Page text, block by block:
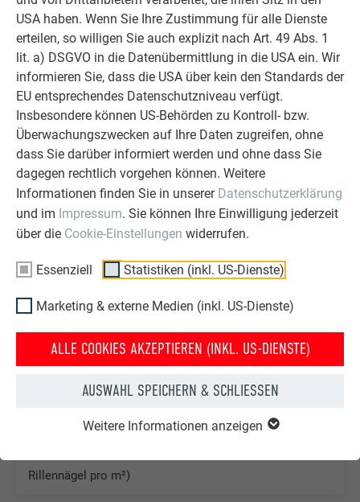
USA haben. Wenn Sie Ihre Zustimmung für alle Dienste
erteilen, so willigen Sie auch explizit nach Art. 49 Abs. 1
lit. a) DSGVO in die Datenübermittlung in die USA ein. Wir
informieren Sie, dass die USA über kein den Standards der
EU entsprechendes Datenschutzniveau verfügt.
Insbesondere können US-Behörden zu Kontroll- bzw.
Überwachungszwecken auf Ihre Daten zugreifen, ohne
dass Sie darüber informiert werden und ohne dass Sie
dagegen rechtlich vorgehen können. Weitere
Informationen finden Sie in unserer Datenschutzerklärung
und im Impressum. Sie können Ihre Einwilligung jederzeit
über die Cookie-Einstellungen widerrufen.
Essenziell Statistiken (inkl. US-Dienste)
Marketing & externe Medien (inkl. US-Dienste)
ALLE COOKIES AKZEPTIEREN (INKL. US-DIENSTE)
AUSWAHL SPEICHERN & SCHLIESSEN
Weitere Informationen anzeigen
Fassade besonders witterungsbeständig ist, können Sie sich
über Jahrzehnte hinweg an ihrem schönen Erscheinungsbild
erfreuen. Zu beachten ist, dass PREFA Fassadenprodukte
nicht mit Sandwichpaneelen oder anderen Produkten mit
integrierter Dämmung zu verwechseln sind, da diese
ausschließlich auf die oben genannten Funktionen (Schutz
und optische Gestaltung) spezialisiert sind. Wenn auch Sie
gerne eine hochwertige PREFA Fassade aus Aluminium
haben möchten, wird sich der geschulte Handwerkerbetrieb
neben der sichtbaren Verschönerung Ihres Zuhauses mit der
PREFA Fassadenbekleidung auch um eine entsprechende
Unterkonstruktion und, falls gewünscht, eine für Sie
Aufbau positiv auf das Raumklima auswirkt. Zwischen
Mauerwerk und PREFA Fassade kann die Luft zirkulieren,
dadurch wird anfallende Feuchtigkeit hinter der
Metallfassade abtransportiert (und überträgt sich nicht auf
den Wohnraum wie z. B. Kondenswasser).
MEHR ZUR FASSADE
MATERIAL
beschichtetes Aluminium, 0,7 mm stark, Coil-Coating-
Beschichtung
ABMESSUNGEN
290 × 290 mm in verlegter Fläche (12 Stk./m²)
GEWICHT
UNTERKONSTRUKTION*
* Länderspezifische Normen und Fachregeln beachten.
indirekt, 1 PREFA Wandrautenhaft sowie Rillennagel
pro Wandraute 29 × 29 (d. h. 12 PREFA Wandrautenhafte
Rillennägel pro m²)